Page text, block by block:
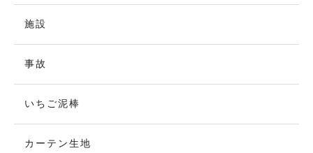
施設
事故
いちご泥棒
カーテン生地